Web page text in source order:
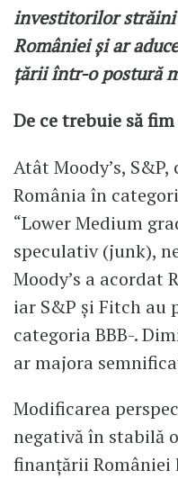
investitorilor străini
României și ar
țării într-o postură
De ce trebuie să
Atât Moody’s,
România în
“Lower Medium
speculativ (junk),
Moody’s a acordat
iar S&P și Fitch au
categoria BBB-.
ar majora
Modificarea
negativă în stabilă
finanțării României